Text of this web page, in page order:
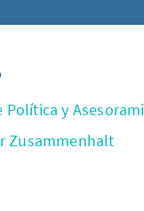
y
Zusammenhalt